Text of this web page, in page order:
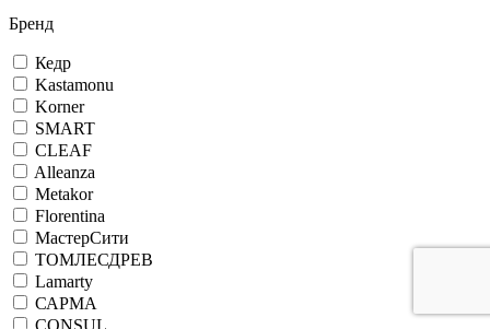
Бренд
Кедр
Kastamonu
Korner
SMART
CLEAF
Alleanza
Metakor
Florentina
МастерСити
ТОМЛЕСДРЕВ
Lamarty
САРМА
CONSUL